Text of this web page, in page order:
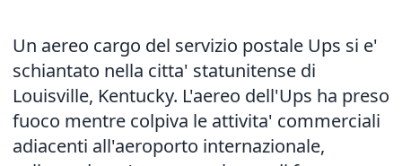
Un aereo cargo del servizio postale Ups si e'
schiantato nella citta' statunitense di
Louisville, Kentucky. L'aereo dell'Ups ha preso
fuoco mentre colpiva le attivita' commerciali
adiacenti all'aeroporto internazionale,